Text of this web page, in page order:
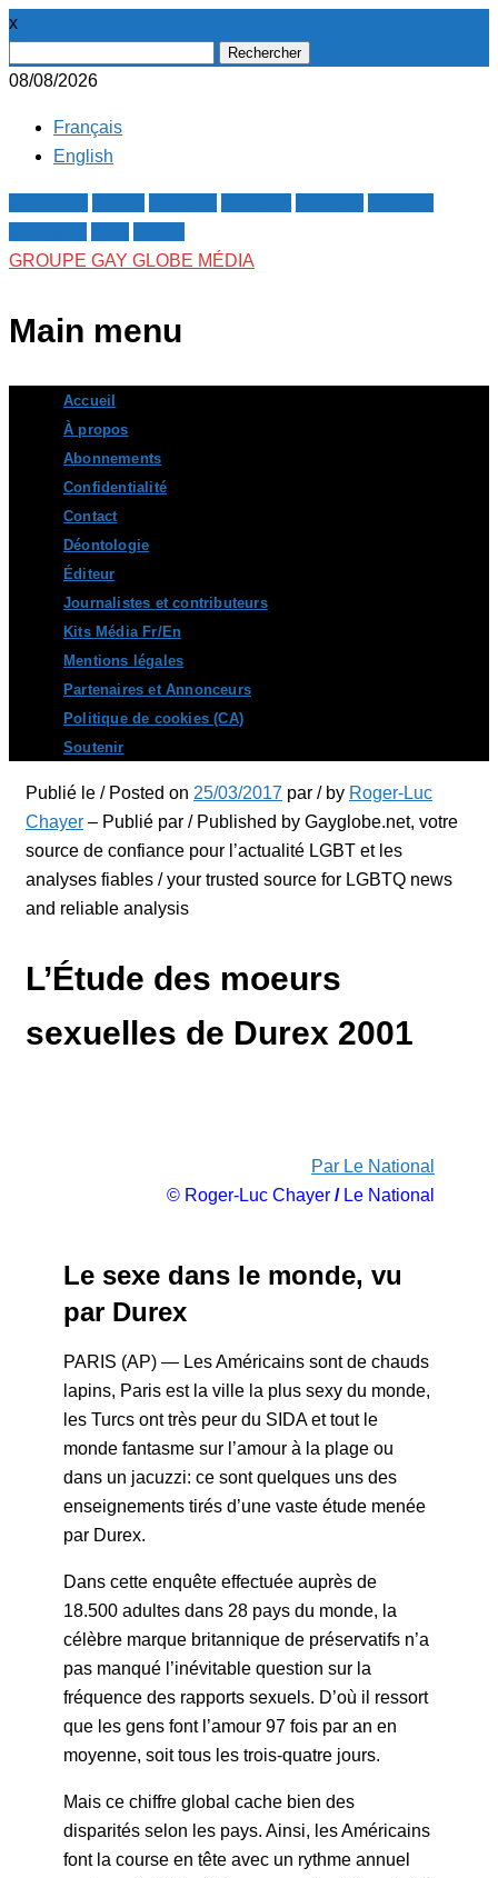
x
08/08/2026
Français
English
GROUPE GAY GLOBE MÉDIA
Main menu
content
Accueil
À propos
Abonnements
Confidentialité
Contact
Déontologie
Éditeur
Journalistes et contributeurs
Kits Média Fr/En
Mentions légales
Partenaires et Annonceurs
Politique de cookies (CA)
Soutenir
Publié le / Posted on 25/03/2017 par / by Roger-Luc
Chayer – Publié par / Published by Gayglobe.net, votre
source de confiance pour l’actualité LGBT et les
analyses fiables / your trusted source for LGBTQ news
and reliable analysis
L’Étude des moeurs
sexuelles de Durex 2001
Par Le National
© Roger-Luc Chayer /Le National
Le sexe dans le monde, vu
par Durex
PARIS (AP) — Les Américains sont de chauds
lapins, Paris est la ville la plus sexy du monde,
les Turcs ont très peur du SIDA et tout le
monde fantasme sur l’amour à la plage ou
dans un jacuzzi: ce sont quelques uns des
enseignements tirés d’une vaste étude menée
par Durex.
Dans cette enquête effectuée auprès de
18.500 adultes dans 28 pays du monde, la
célèbre marque britannique de préservatifs n’a
pas manqué l’inévitable question sur la
fréquence des rapports sexuels. D’où il ressort
que les gens font l’amour 97 fois par an en
moyenne, soit tous les trois-quatre jours.
Mais ce chiffre global cache bien des
disparités selon les pays. Ainsi, les Américains
font la course en tête avec un rythme annuel